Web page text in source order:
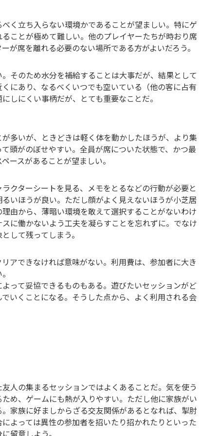
く立ち入らない環境かであることが望ましい。特にゲ
ことが極めて難しい。他のプレイヤーたちが時おり席
が席を離れる必要のない場所である方がよいだろう。
そのため水分を補給することは大事だが、結果として
にあり、なるべくいつでも空いている（他の客に占有
しにくい事柄だが、とても重要なことだ。
多いが、ときどきは軽く体を動かしたほうが、より集
頭がのぼせやすい。全員が席についた状態で、かつ最
ースがあることが望ましい。
クターシートを見る、メモをとるなどの行動が必要と
いほうが良い。ただし顔がよく見えないほうが小芝居
由から、薄暗い環境を敢えて選択することがないわけ
に働かないよう工夫を凝らすことを忘れずに。でなけ
して残ってしまう。
アできなければ意味がない。利用費は、参加者に大き
って妥協できるものもある。遊びたいセッションがど
いくことになる。そうした点から、よく利用される会
人の集まるセッションではよくあることだ。気を使う
め、ゲームにも熱が入りやすい。ただし他に家族がい
家族に好ましからざる交友関係があるとなれば、掣肘
よっては異性の参加者を招いたり招かれたりといった
留意しよう。